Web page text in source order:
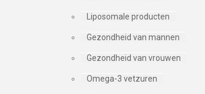
Liposomale producten
Gezondheid van mannen
Gezondheid van vrouwen
Omega-3 vetzuren